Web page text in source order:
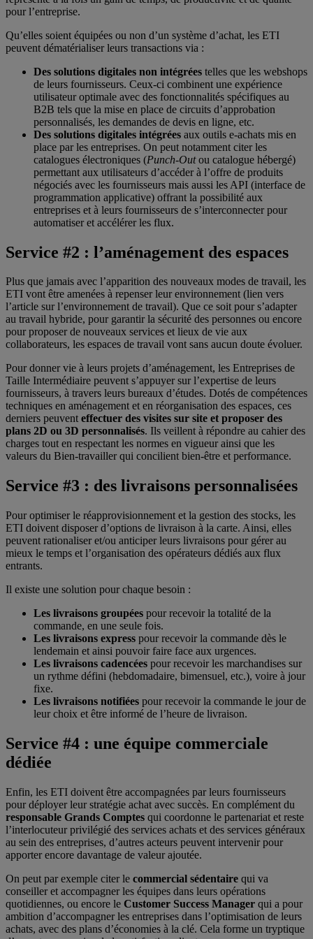
pour l’entreprise.
Qu’elles soient équipées ou non d’un système d’achat, les ETI
peuvent dématérialiser leurs transactions via :
Des solutions digitales non intégrées telles que les webshops
de leurs fournisseurs. Ceux-ci combinent une expérience
utilisateur optimale avec des fonctionnalités spécifiques au
B2B tels que la mise en place de circuits d’approbation
personnalisés, les demandes de devis en ligne, etc.
Des solutions digitales intégrées aux outils e-achats mis en
place par les entreprises. On peut notamment citer les
catalogues électroniques (Punch-Outou catalogue hébergé)
permettant aux utilisateurs d’accéder à l’offre de produits
négociés avec les fournisseurs mais aussi les API (interface de
programmation applicative) offrant la possibilité aux
entreprises et à leurs fournisseurs de s’interconnecter pour
automatiser et accélérer les flux.
Service #2 : l’aménagement des espaces
Plus que jamais avec l’apparition des nouveaux modes de travail, les
ETI vont être amenées à repenser leur environnement (lien vers
l’article sur l’environnement de travail). Que ce soit pour s’adapter
au travail hybride, pour garantir la sécurité des personnes ou encore
pour proposer de nouveaux services et lieux de vie aux
collaborateurs, les espaces de travail vont sans aucun doute évoluer.
Pour donner vie à leurs projets d’aménagement, les Entreprises de
Taille Intermédiaire peuvent s’appuyer sur l’expertise de leurs
fournisseurs, à travers leurs bureaux d’études. Dotés de compétences
techniques en aménagement et en réorganisation des espaces, ces
derniers peuventeffectuer des visites sur site et proposer des
plans 2D ou 3D personnalisés. Ils veillent à répondre au cahier des
charges tout en respectant les normes en vigueur ainsi que les
valeurs du Bien-travailler qui concilient bien-être et performance.
Service #3 : des livraisons personnalisées
Pour optimiser le réapprovisionnement et la gestion des stocks, les
ETI doivent disposer d’options de livraison à la carte. Ainsi, elles
peuvent rationaliser et/ou anticiper leurs livraisons pour gérer au
mieux le temps et l’organisation des opérateurs dédiés aux flux
entrants.
Il existe une solution pour chaque besoin :
Les livraisons groupées pour recevoir la totalité de la
commande, en une seule fois.
Les livraisons express pour recevoir la commande dès le
lendemain et ainsi pouvoir faire face aux urgences.
Les livraisons cadencées pour recevoir les marchandises sur
un rythme défini (hebdomadaire, bimensuel, etc.), voire à jour
fixe.
Les livraisons notifiées pour recevoir la commande le jour de
leur choix et être informé de l’heure de livraison.
Service #4 : une équipe commerciale
dédiée
Enfin, les ETI doivent être accompagnées par leurs fournisseurs
pour déployer leur stratégie achat avec succès. En complément du
responsable Grands Comptes qui coordonne le partenariat et reste
l’interlocuteur privilégié des services achats et des services généraux
au sein des entreprises, d’autres acteurs peuvent intervenir pour
apporter encore davantage de valeur ajoutée.
On peut par exemple citer le commercial sédentaire qui va
conseiller et accompagner les équipes dans leurs opérations
quotidiennes, ou encore le Customer Success Manager qui a pour
ambition d’accompagner les entreprises dans l’optimisation de leurs
achats, avec des plans d’économies à la clé. Cela forme un tryptique